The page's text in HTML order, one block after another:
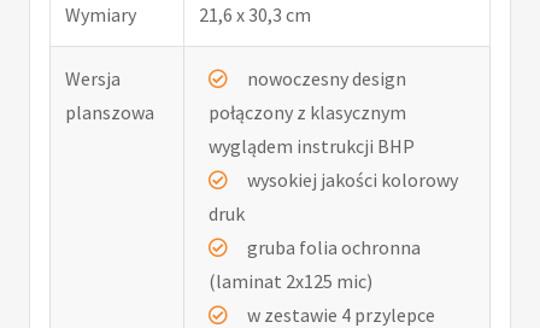
Wymiary 21,6 x 30,3 cm
Wersja
planszowa
nowoczesny design
połączony z klasycznym
wyglądem instrukcji BHP
wysokiej jakości kolorowy
druk
gruba folia ochronna
(laminat 2x125 mic)
w zestawie 4 przylepce